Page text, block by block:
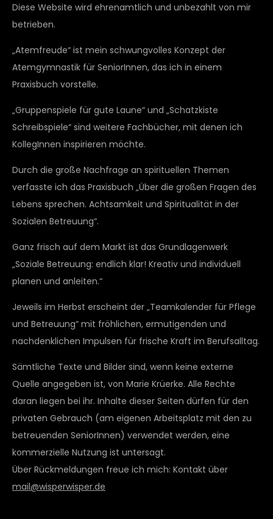
Diese Website wird ehrenamtlich und unbezahlt von mir
betrieben.
„Atemfreude“ ist mein schwungvolles Konzept der
Atemgymnastik für SeniorInnen, das ich in einem
Praxisbuch vorstelle.
„Gruppenspiele für gute Laune“ und „Schatzkiste
Schreibspiele“ sind weitere Fachbücher, mit denen ich
KollegInnen inspirieren möchte.
Durch die große Nachfrage an spirituellen Themen
verfasste ich das Praxisbuch „Über die großen Fragen des
Lebens sprechen. Achtsamkeit und Spiritualität in der
Sozialen Betreuung“.
Ganz frisch auf dem Markt ist das Grundlagenwerk
„Soziale Betreuung: endlich klar! Kreativ und individuell
planen und anleiten.“
Jeweils im Herbst erscheint der „Teamkalender für Pflege
und Betreuung“ mit fröhlichen, ermutigenden und
nachdenklichen Impulsen für frische Kraft im Berufsalltag.
Sämtliche Texte und Bilder sind, wenn keine externe
Quelle angegeben ist, von Marie Krüerke. Alle Rechte
daran liegen bei ihr. Inhalte dieser Seiten dürfen für den
privaten Gebrauch (am eigenen Arbeitsplatz mit den zu
betreuenden SeniorInnen) verwendet werden, eine
kommerzielle Nutzung ist untersagt.
Über Rückmeldungen freue ich mich: Kontakt über
mail@wisperwisper.de